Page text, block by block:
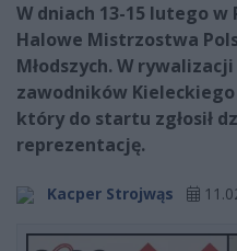
W dniach 13-15 lutego w
Halowe Mistrzostwa
Młodszych. W
zawodników
który do startu zgłosił
reprezentację.
Kacper Strojwąs